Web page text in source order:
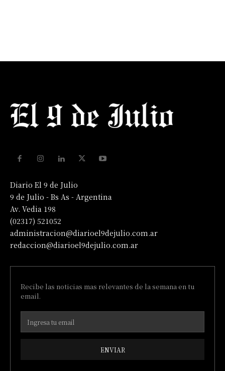
Diario El 9 de Julio
9 de Julio - Bs As - Argentina
Av. Vedia 198
(02317) 521052
administracion@diarioel9dejulio.com.ar
redaccion@diarioel9dejulio.com.ar
Recibe las noticias mas relevantes de la semana en tu
email.
ENVIAR